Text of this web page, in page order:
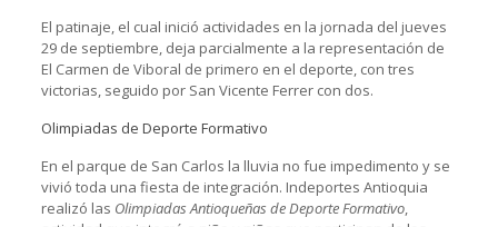
El patinaje, el cual inició actividades en la jornada del jueves
29 de septiembre, deja parcialmente a la representación de
El Carmen de Viboral de primero en el deporte, con tres
victorias, seguido por San Vicente Ferrer con dos.
Olimpiadas de Deporte Formativo
En el parque de San Carlos la lluvia no fue impedimento y se
vivió toda una fiesta de integración. Indeportes Antioquia
realizó las Olimpiadas Antioqueñas de Deporte Formativo,